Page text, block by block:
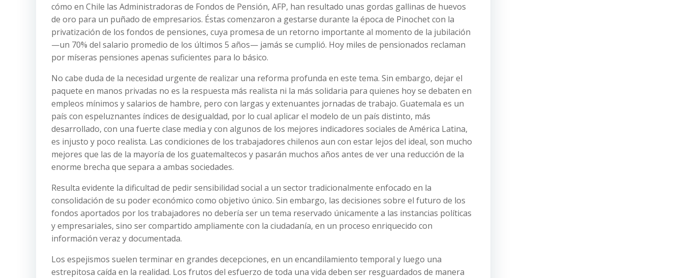
cómo en Chile las Administradoras de Fondos de Pensión, AFP, han resultado unas gordas gallinas de huevos
de oro para un puñado de empresarios. Éstas comenzaron a gestarse durante la época de Pinochet con la
privatización de los fondos de pensiones, cuya promesa de un retorno importante al momento de la jubilación
—un 70% del salario promedio de los últimos 5 años— jamás se cumplió. Hoy miles de pensionados reclaman
por míseras pensiones apenas suficientes para lo básico.
No cabe duda de la necesidad urgente de realizar una reforma profunda en este tema. Sin embargo, dejar el
paquete en manos privadas no es la respuesta más realista ni la más solidaria para quienes hoy se debaten en
empleos mínimos y salarios de hambre, pero con largas y extenuantes jornadas de trabajo. Guatemala es un
país con espeluznantes índices de desigualdad, por lo cual aplicar el modelo de un país distinto, más
desarrollado, con una fuerte clase media y con algunos de los mejores indicadores sociales de América Latina,
es injusto y poco realista. Las condiciones de los trabajadores chilenos aun con estar lejos del ideal, son mucho
mejores que las de la mayoría de los guatemaltecos y pasarán muchos años antes de ver una reducción de la
enorme brecha que separa a ambas sociedades.
Resulta evidente la dificultad de pedir sensibilidad social a un sector tradicionalmente enfocado en la
consolidación de su poder económico como objetivo único. Sin embargo, las decisiones sobre el futuro de los
fondos aportados por los trabajadores no debería ser un tema reservado únicamente a las instancias políticas
y empresariales, sino ser compartido ampliamente con la ciudadanía, en un proceso enriquecido con
información veraz y documentada.
Los espejismos suelen terminar en grandes decepciones, en un encandilamiento temporal y luego una
estrepitosa caída en la realidad. Los frutos del esfuerzo de toda una vida deben ser resguardados de manera